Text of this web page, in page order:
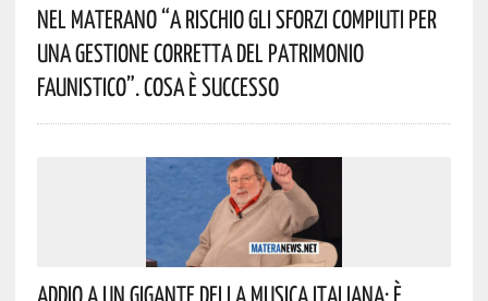
Nel Materano “a Rischio Gli Sforzi Compiuti Per
Una Gestione Corretta Del Patrimonio
Faunistico”. Cosa È Successo
Addio A Un Gigante Della Musica Italiana: È